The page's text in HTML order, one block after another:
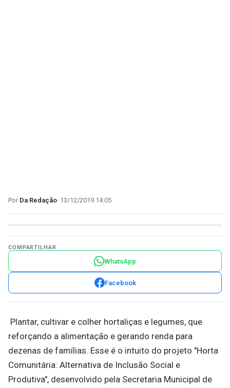
Da Redação 13/12/2019 14:05
COMPARTILHAR
WhatsApp
Facebook
Plantar, cultivar e colher hortaliças e legumes, que
reforçando a alimentação e gerando renda para
dezenas de famílias. Esse é o intuito do projeto "Horta
Comunitária: Alternativa de Inclusão Social e
Produtiva", desenvolvido pela Secretaria Municipal de